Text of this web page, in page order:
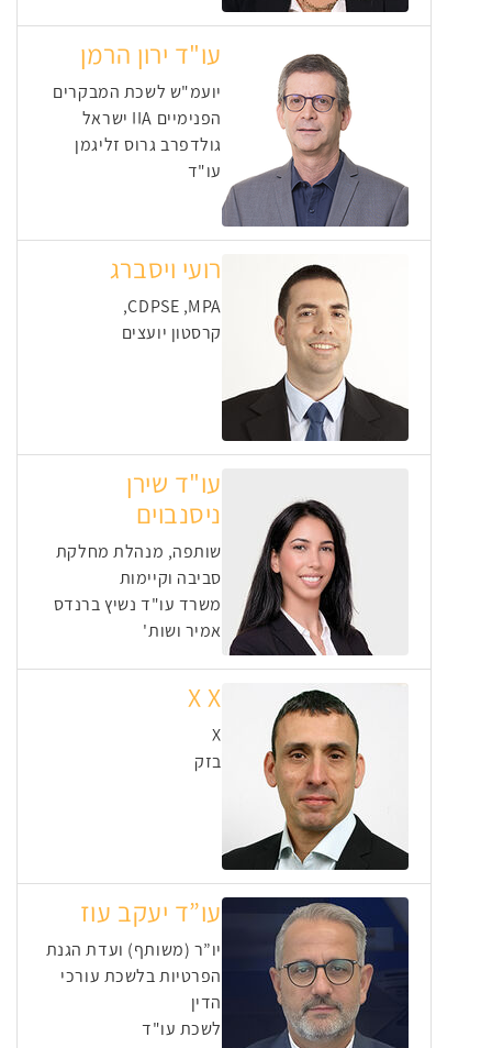
עו"ד ירון הרמן
יועמ"ש לשכת המבקרים
הפנימיים IIA ישראל
גולדפרב גרוס זליגמן
עו"ד
רועי ויסברג
CDPSE ,MPA,
קרסטון יועצים
עו"ד שירן
ניסנבוים
שותפה, מנהלת מחלקת
סביבה וקיימות
משרד עו"ד נשיץ ברנדס
אמיר ושות'
X X
X
בזק
עו”ד יעקב עוז
יו”ר (משותף) ועדת הגנת
הפרטיות בלשכת עורכי
הדין
לשכת עו"ד